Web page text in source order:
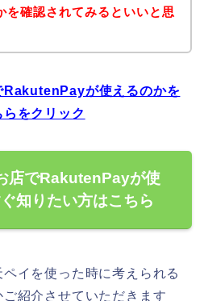
を確認されてみるといいと思
RakutenPayが使えるのかを
をクリック
店でRakutenPayが使
知りたい方はこちら
イを使った時に考えられる
紹介させていただきます